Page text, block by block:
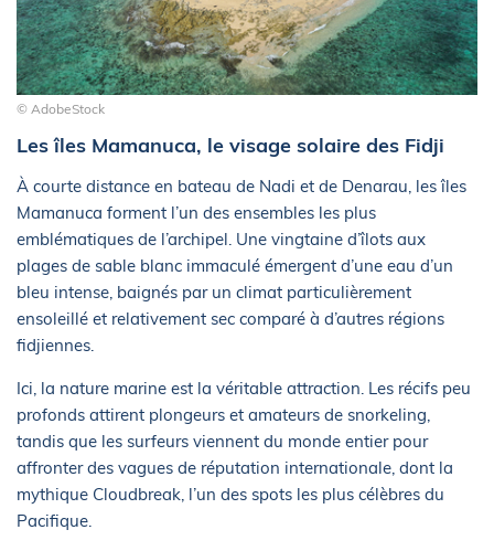
© AdobeStock
Les îles Mamanuca, le visage solaire des Fidji
À courte distance en bateau de Nadi et de Denarau, les îles
Mamanuca forment l’un des ensembles les plus
emblématiques de l’archipel. Une vingtaine d’îlots aux
plages de sable blanc immaculé émergent d’une eau d’un
bleu intense, baignés par un climat particulièrement
ensoleillé et relativement sec comparé à d’autres régions
fidjiennes.
Ici, la nature marine est la véritable attraction. Les récifs peu
profonds attirent plongeurs et amateurs de snorkeling,
tandis que les surfeurs viennent du monde entier pour
affronter des vagues de réputation internationale, dont la
mythique Cloudbreak, l’un des spots les plus célèbres du
Pacifique.